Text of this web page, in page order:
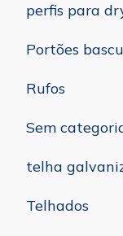
perfis para
Portões
Rufos
Sem
telha
Telhados